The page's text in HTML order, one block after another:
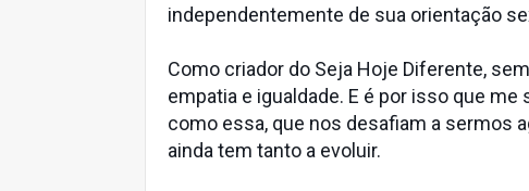
independentemente de sua orientação
Como criador do Seja Hoje Diferente,
empatia e igualdade. E é por isso que
como essa, que nos desafiam a sermos
ainda tem tanto a evoluir.